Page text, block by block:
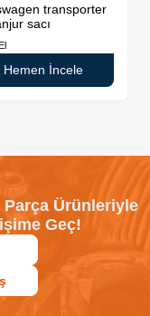
transporter
sacı
Hemen İncele
Parça Ürünleriyle
Geç!